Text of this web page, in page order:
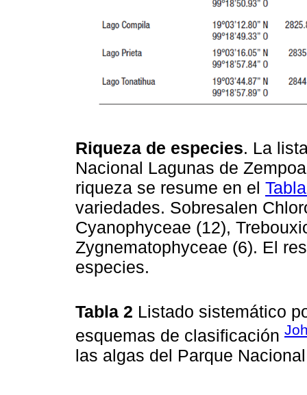
Riqueza de especies. La
Nacional Lagunas de
riqueza se resume en el
variedades. Sobresalen
Cyanophyceae (12),
Zygnematophyceae (6). El
especies.
Tabla 2 Listado sistemático
esquemas de clasificación
las algas del Parque